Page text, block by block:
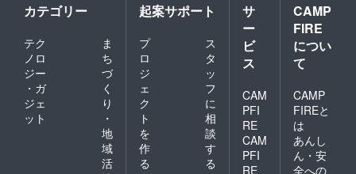
カテゴリー
テク
ノロ
ジー
・ガ
ジェ
ット
ま
ち
づ
く
り
・
地
域
活
起案サポート
プ
ロ
ジ
ェ
ク
ト
を
作
る
ス
タ
ッ
フ
に
相
談
す
る
サ
ー
ビ
ス
CAM
PFI
RE
CAM
PFI
RE
CAMP
FIRE
につい
て
CAMP
FIREと
は
あんし
ん・安
全への